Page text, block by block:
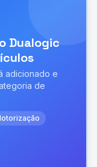
Dualogic
adicionado e
de